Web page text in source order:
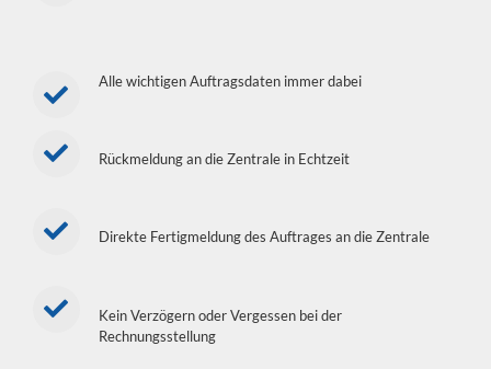
Alle wichtigen Auftragsdaten immer dabei
Rückmeldung an die Zentrale in Echtzeit
Direkte Fertigmeldung des Auftrages an die Zentrale
Kein Verzögern oder Vergessen bei der
Rechnungsstellung